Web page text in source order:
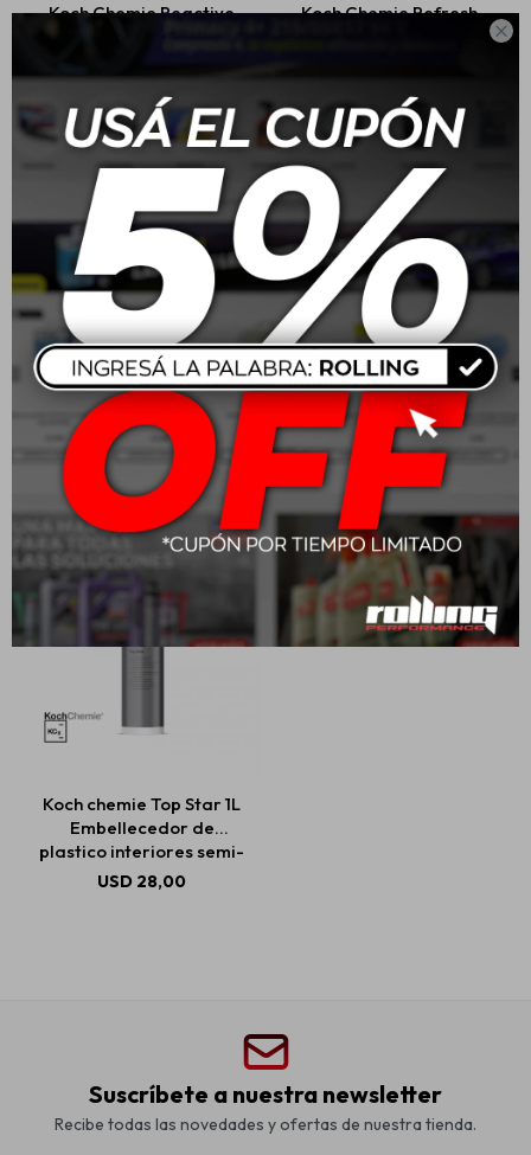

Koch Chemie Reactive
750ML
Koch Chemie Refresh
Koch Chemie Metal Polish
0.75Gr
USD 15,00
Koch Chemie Star Spray
Head With Gatillo
USD8,00
Koch chemie Top Star 1L
Embellecedor de
plastico interiores semi-
mate
USD 28,00
Suscríbete a nuestra newsletter
Recibe todas las novedades y ofertas de nuestra tienda.